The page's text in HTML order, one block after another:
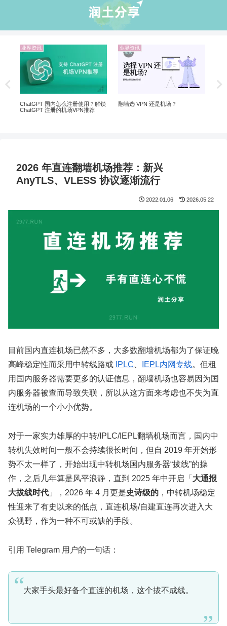
业界资讯
ChatGPT 国内怎么注册使用？解锁
ChatGPT 注册的机场VPN推荐
业界资讯
翻墙选 VPN 还是机场？
2026 年直连翻墙机场推荐：新兴
AnyTLS、VLESS 协议逐渐流行
2022.01.06 2026.05.22
目前国内直连机场已然不多，大多数翻墙机场都为了保证晚
高峰稳定性而采用中转线路或 IPLC IEPL内网专线。但租
用国内服务器需要更多的认证信息，翻墙机场也容易因为国
内服务器被查而导致失联，所以从这方面来考虑也不失为直
连机场的一个小小优势。
对于一家实力雄厚的中转/IPLC/IEPL翻墙机场而言，国内中
转机失效时间一般不会持续很长时间，但自 2019 年开始形
势不太一样了，开始出现中转机场国内服务器“拔线”的操
作，之后几年算是风平浪静，直到 2025 年中开启「 大通报
大拔线时代 」，2026 年 4 月更是史诗级的 ，中转机场稳定
性迎来了有史以来的低点，直连机场/自建直连再次进入大
众视野，作为一种不可或缺的手段。
引用 Telegram 用户的一句话：
大家手头最好备个直连的机场，这个拔不成线。